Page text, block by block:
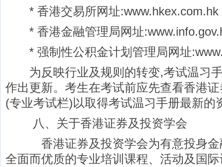
* 香港交易所网址:www.hkex.com.hk
* 香港金融管理局网址
* 强制性公积金计划管理局网址
为反映行业及规则的转变,考试温习手
作出更新。考生在考试前应先查看香港
(专业考试栏)以取得考试温习手册最新的
八、关于香港证券及投资学会
香港证券及投资学会为有意投身金
全面而优质的专业培训课程、活动及国